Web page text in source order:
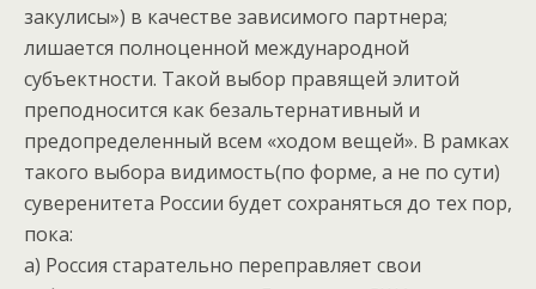
закулисы») в качестве зависимого партнера;
лишается полноценной международной
субъектности. Такой выбор правящей элитой
преподносится как безальтернативный и
предопределенный всем «ходом вещей». В рамках
такого выбора видимость(по форме, а не по сути)
суверенитета России будет сохраняться до тех пор,
пока:
а) Россия старательно переправляет свои